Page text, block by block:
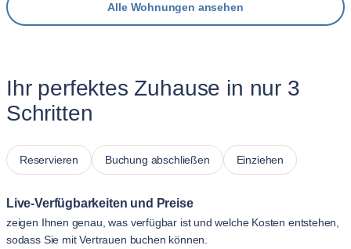
Alle Wohnungen ansehen
Ihr perfektes Zuhause in nur 3
Schritten
Reservieren Buchung abschließen Einziehen
Live-Verfügbarkeiten und Preise
zeigen Ihnen genau, was verfügbar ist und welche Kosten entstehen,
sodass Sie mit Vertrauen buchen können.